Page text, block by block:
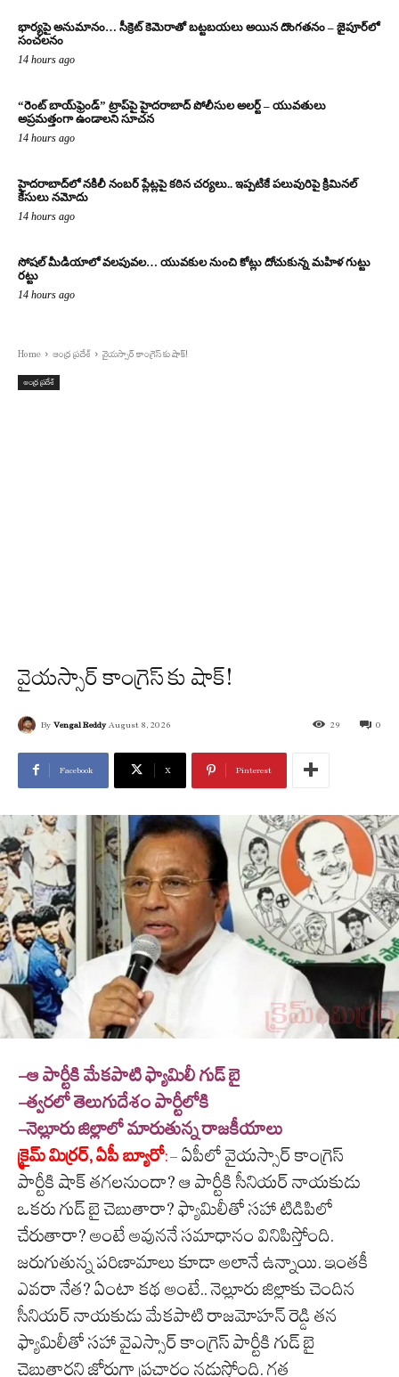
భార్యపై అనుమానం… సీక్రెట్ కెమెరాతో బట్టబయలు అయిన దొంగతనం – జైపూర్‌లో
సంచలనం
14 hours ago
“రెంట్ బాయ్‌ఫ్రెండ్” ట్రాప్‌పై హైదరాబాద్ పోలీసుల అలర్ట్ – యువతులు
అప్రమత్తంగా ఉండాలని సూచన
14 hours ago
హైదరాబాద్‌లో నకిలీ నంబర్ ప్లేట్లపై కఠిన చర్యలు.. ఇప్పటికే పలువురిపై క్రిమినల్
కేసులు నమోదు
14 hours ago
సోషల్ మీడియాలో వలపువల… యువకుల నుంచి కోట్లు దోచుకున్న మహిళ గుట్టు
రట్టు
14 hours ago